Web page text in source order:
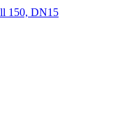
150, DN15